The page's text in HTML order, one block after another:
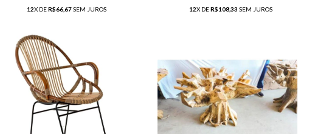
12X DER$66,67SEM JUROS 12X DER$108,33 SEM JUROS